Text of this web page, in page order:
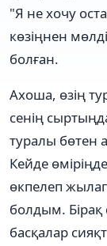
"Я не хочу
көзіңнен
болған.
Ахоша, өзің
сенің
туралы бөтен
Кейде
өкпелеп жылап
болдым. Бірақ
басқалар